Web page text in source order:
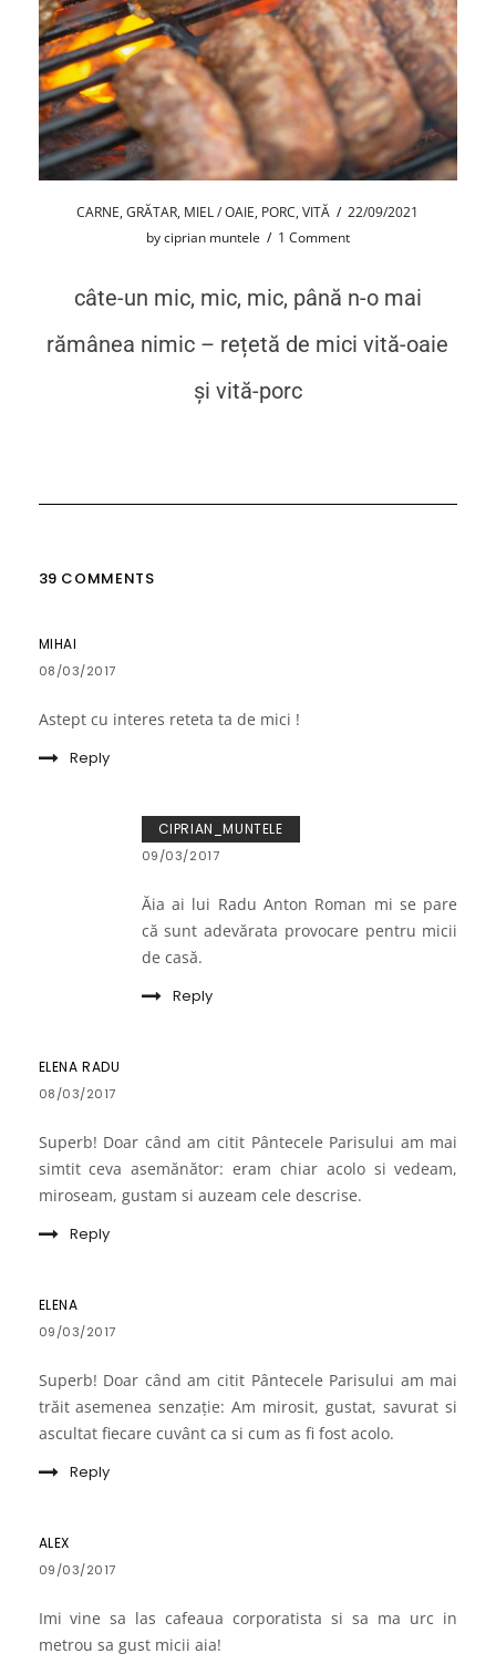
CARNE,GRĂTAR, MIEL / OAIE, PORC,VITĂ / 22/09/2021
byciprian muntele / 1 Comment
câte-un mic, mic, mic, până n-o mai
rămânea nimic – rețetă de mici vită-oaie
și vită-porc
39 COMMENTS
MIHAI
08/03/2017
Astept cu interes reteta ta de mici !
Reply
CIPRIAN_MUNTELE
09/03/2017
Ăia ai lui Radu Anton Roman mi se pare
că sunt adevărata provocare pentru micii
de casă.
Reply
ELENA RADU
08/03/2017
Superb! Doar când am citit Pântecele Parisului am mai
simtit ceva asemănător: eram chiar acolo si vedeam,
miroseam, gustam si auzeam cele descrise.
Reply
ELENA
09/03/2017
Superb! Doar când am citit Pântecele Parisului am mai
trăit asemenea senzație: Am mirosit, gustat, savurat si
ascultat fiecare cuvânt ca si cum as fi fost acolo.
Reply
ALEX
09/03/2017
Imi vine sa las cafeaua corporatista si sa ma urc in
metrou sa gust micii aia!